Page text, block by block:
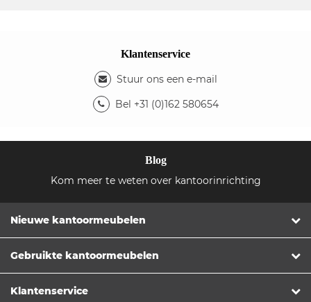
Klantenservice
Stuur ons een e-mail
Bel +31 (0)162 580654
Blog
Kom meer te weten over kantoorinrichting
Nieuwe kantoormeubelen
Gebruikte kantoormeubelen
Klantenservice